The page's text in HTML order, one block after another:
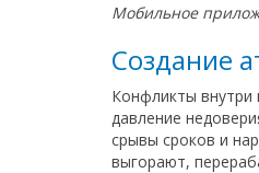
Мобильное
Создание
Конфликты внутри
давление
срывы сроков и
выгорают,